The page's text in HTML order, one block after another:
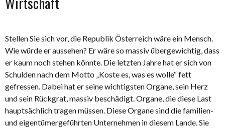
Stellen Sie sich vor, die Republik Österreich wäre ein Mensch.
Wie würde er aussehen? Er wäre so massiv übergewichtig, dass
er kaum noch stehen könnte. Die letzten Jahre hat er sich von
Schulden nach dem Motto „Koste es, was es wolle“ fett
gefressen. Dabei hat er seine wichtigsten Organe, sein Herz
und sein Rückgrat, massiv beschädigt. Organe, die diese Last
hauptsächlich tragen müssen. Diese Organe sind die familien-
und eigentümergeführten Unternehmen in diesem Lande. Sie